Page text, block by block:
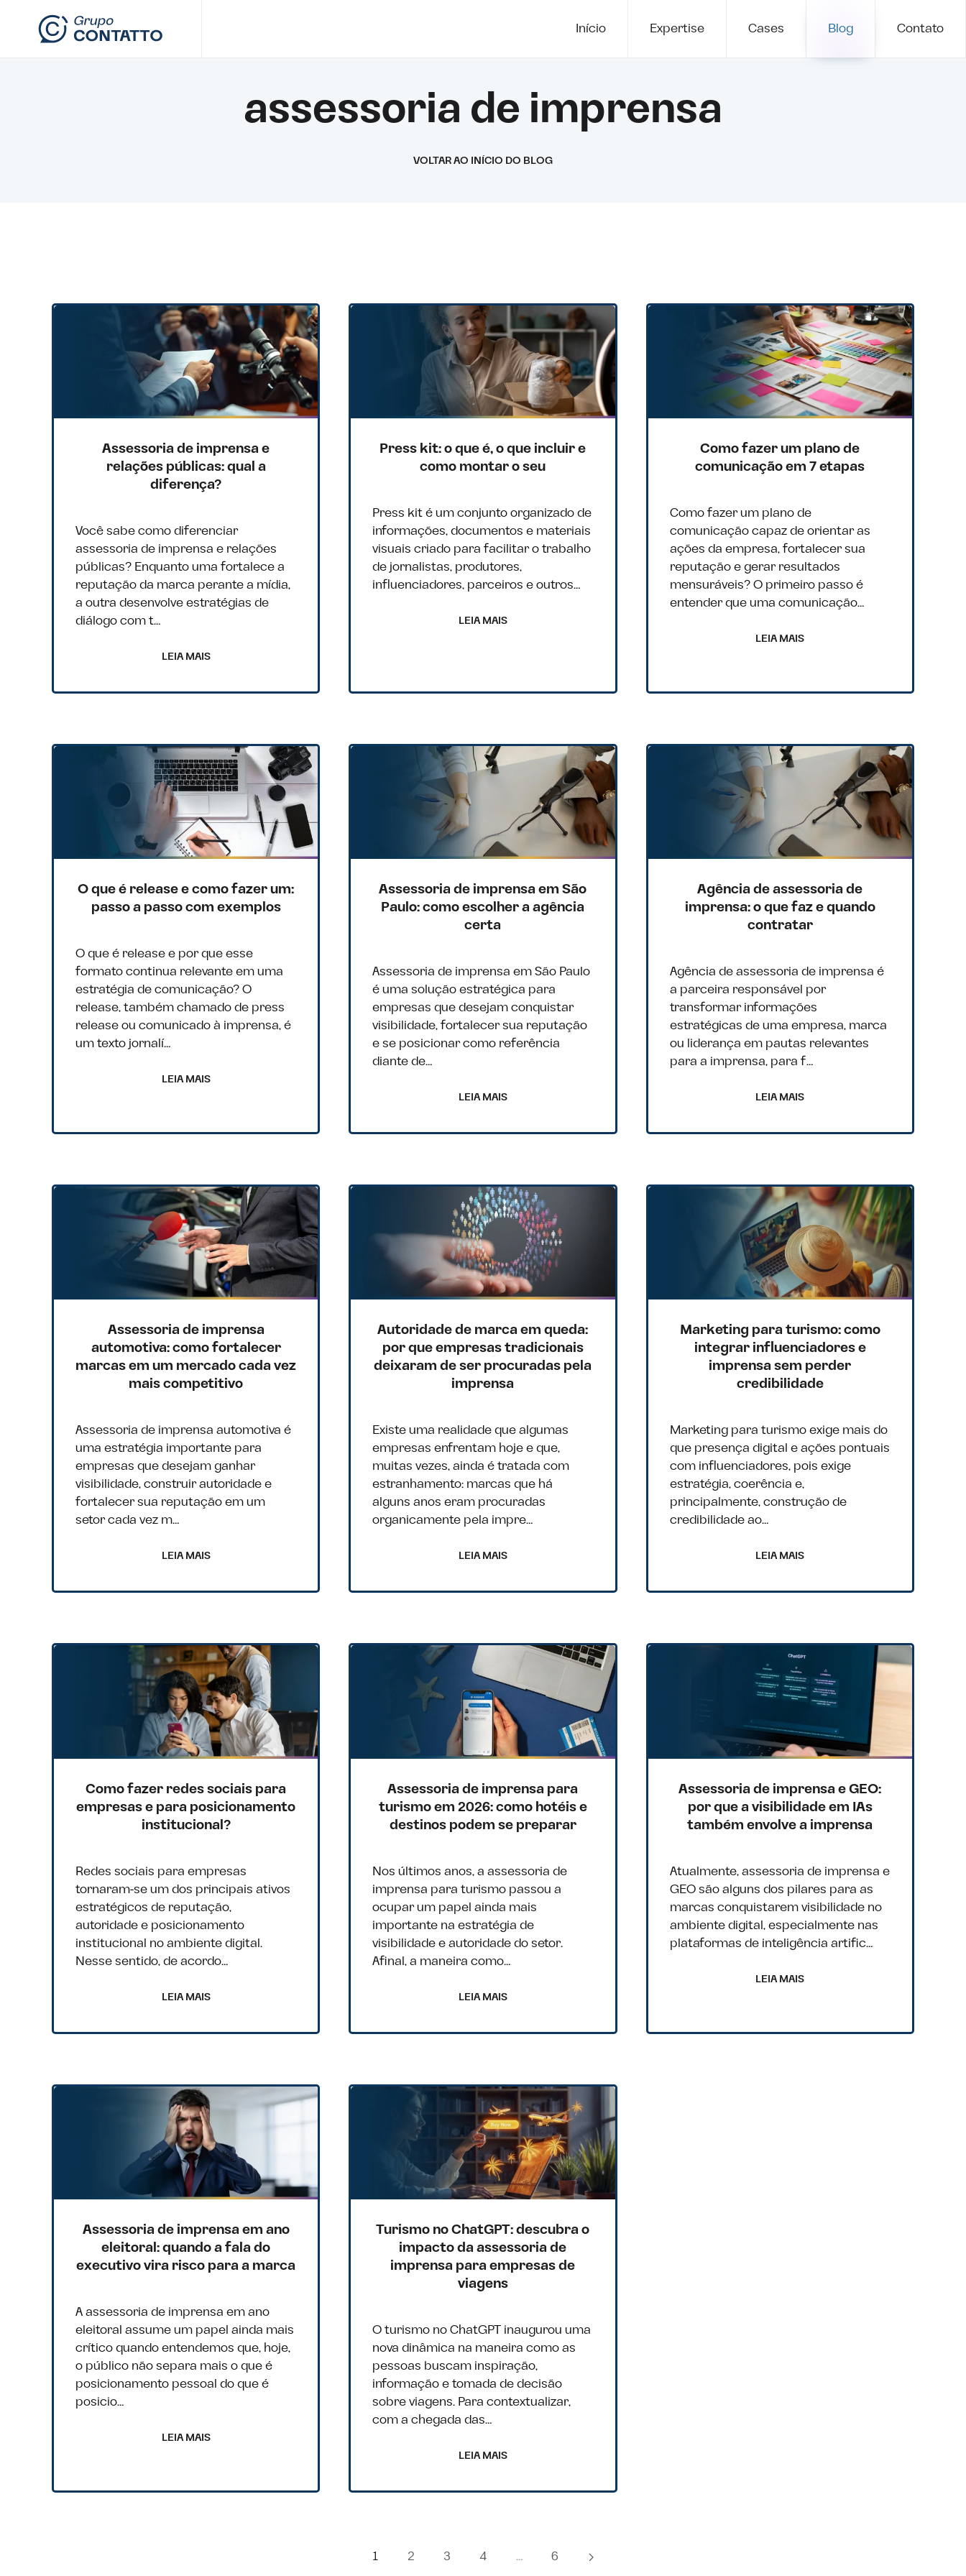
Skip to main content Início Expertise Cases Blog Contato
assessoria de imprensa
VOLTAR AO INÍCIO DO BLOG
Assessoria de imprensa e
relações públicas: qual a
diferença?
Você sabe como diferenciar
assessoria de imprensa e relações
públicas? Enquanto uma fortalece a
reputação da marca perante a mídia,
a outra desenvolve estratégias de
diálogo com t…
LEIA MAIS
Press kit: o que é, o que incluir e
como montar o seu
Press kit é um conjunto organizado de
informações, documentos e materiais
visuais criado para facilitar o trabalho
de jornalistas, produtores,
influenciadores, parceiros e outros…
LEIA MAIS
Como fazer um plano de
comunicação em 7 etapas
Como fazer um plano de
comunicação capaz de orientar as
ações da empresa, fortalecer sua
reputação e gerar resultados
mensuráveis? O primeiro passo é
entender que uma comunicação…
LEIA MAIS
O que é release e como fazer um:
passo a passo com exemplos
O que é release e por que esse
formato continua relevante em uma
estratégia de comunicação? O
release, também chamado de press
release ou comunicado à imprensa, é
um texto jornalí…
LEIA MAIS
Assessoria de imprensa em São
Paulo: como escolher a agência
certa
Assessoria de imprensa em São Paulo
é uma solução estratégica para
empresas que desejam conquistar
visibilidade, fortalecer sua reputação
e se posicionar como referência
diante de…
LEIA MAIS
Agência de assessoria de
imprensa: o que faz e quando
contratar
Agência de assessoria de imprensa é
a parceira responsável por
transformar informações
estratégicas de uma empresa, marca
ou liderança em pautas relevantes
para a imprensa, para f…
LEIA MAIS
Assessoria de imprensa
automotiva: como fortalecer
marcas em um mercado cada vez
mais competitivo
Assessoria de imprensa automotiva é
uma estratégia importante para
empresas que desejam ganhar
visibilidade, construir autoridade e
fortalecer sua reputação em um
setor cada vez m…
LEIA MAIS
Autoridade de marca em queda:
por que empresas tradicionais
deixaram de ser procuradas pela
imprensa
Existe uma realidade que algumas
empresas enfrentam hoje e que,
muitas vezes, ainda é tratada com
estranhamento: marcas que há
alguns anos eram procuradas
organicamente pela impre…
LEIA MAIS
Marketing para turismo: como
integrar influenciadores e
imprensa sem perder
credibilidade
Marketing para turismo exige mais do
que presença digital e ações pontuais
com influenciadores, pois exige
estratégia, coerência e,
principalmente, construção de
credibilidade ao…
LEIA MAIS
Como fazer redes sociais para
empresas e para posicionamento
institucional?
Redes sociais para empresas
tornaram-se um dos principais ativos
estratégicos de reputação,
autoridade e posicionamento
institucional no ambiente digital.
Nesse sentido, de acordo…
LEIA MAIS
Assessoria de imprensa para
turismo em 2026: como hotéis e
destinos podem se preparar
Nos últimos anos, a assessoria de
imprensa para turismo passou a
ocupar um papel ainda mais
importante na estratégia de
visibilidade e autoridade do setor.
Afinal, a maneira como…
LEIA MAIS
Assessoria de imprensa e GEO:
por que a visibilidade em IAs
também envolve a imprensa
Atualmente, assessoria de imprensa e
GEO são alguns dos pilares para as
marcas conquistarem visibilidade no
ambiente digital, especialmente nas
plataformas de inteligência artific…
LEIA MAIS
Assessoria de imprensa em ano
eleitoral: quando a fala do
executivo vira risco para a marca
A assessoria de imprensa em ano
eleitoral assume um papel ainda mais
crítico quando entendemos que, hoje,
o público não separa mais o que é
posicionamento pessoal do que é
posicio…
LEIA MAIS
Turismo no ChatGPT: descubra o
impacto da assessoria de
imprensa para empresas de
viagens
O turismo no ChatGPT inaugurou uma
nova dinâmica na maneira como as
pessoas buscam inspiração,
informação e tomada de decisão
sobre viagens. Para contextualizar,
com a chegada das…
LEIA MAIS
1 2 3 4 … 6